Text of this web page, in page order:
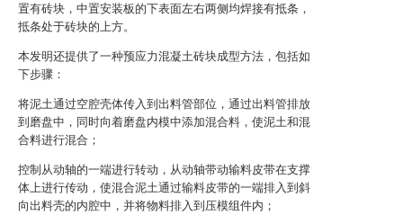
置有砖块，中置安装板的下表面左右两侧均焊接有抵条，
抵条处于砖块的上方。
本发明还提供了一种预应力混凝土砖块成型方法，包括如
下步骤：
将泥土通过空腔壳体传入到出料管部位，通过出料管排放
到磨盘中，同时向着磨盘内模中添加混合料，使泥土和混
合料进行混合；
控制从动轴的一端进行转动，从动轴带动输料皮带在支撑
体上进行传动，使混合泥土通过输料皮带的一端排入到斜
向出料壳的内腔中，并将物料排入到压模组件内；